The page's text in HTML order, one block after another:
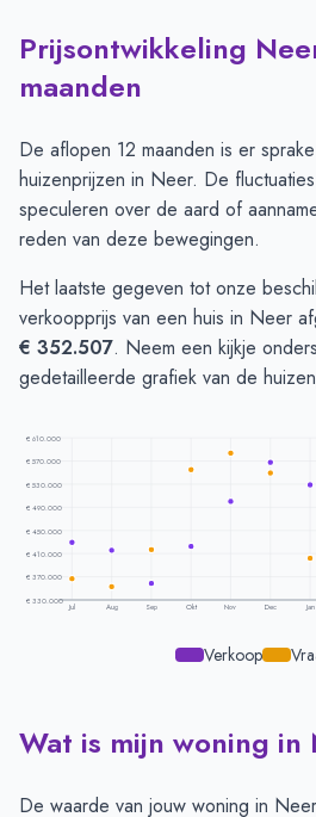
Huizenprijzen in Neer per m2-
Vraagprijs in euro's
Verkoopprijs in euro's
Prijsontwikkeling
maanden
De aflopen 12 maanden is er
huizenprijzen in Neer. De
speculeren over de aard of
reden van deze bewegingen.
Het laatste gegeven tot onze
verkoopprijs van een huis in Neer
€ 352.507. Neem een kijkje
gedetailleerde grafiek van de
€ 610.000
€ 570.000
€ 530.000
€ 490.000
€ 450.000
€ 410.000
€ 370.000
€ 330.000
Jul Aug Sep Okt Nov Dec Jan
Verkoop
Prijsontwikkeling per maand -Neer
Vraagprijs
Verkoopprijs
Juli
€ 366.346 € 429.416
Wat is mijn woning in
De waarde van jouw woning in